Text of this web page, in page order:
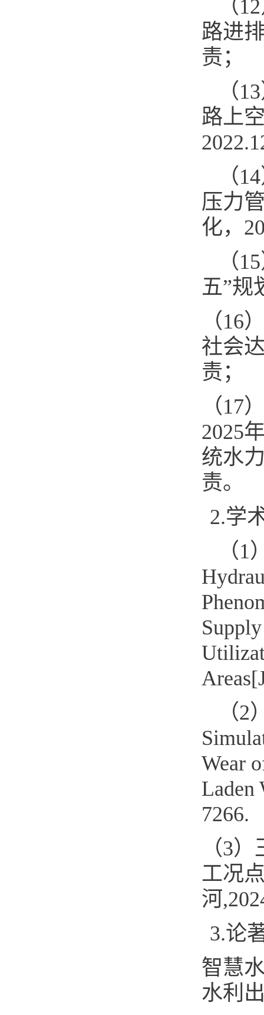
（
路进
责；
（
路上
（
压力
化，
（
五”规
（16
社会
责；
（17
2025
统水
责。
2.学
（1
（
Wear
Laden
7266.
（3
工况
河
3.论
智慧
水利